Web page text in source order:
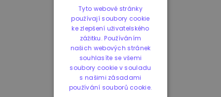
Tyto webové stránky
používají soubory cookie
ke zlepšení uživatelského
zážitku. Používáním
našich webových stránek
souhlasíte se všemi
soubory cookie v souladu
s našimi zásadami
používání souborů cookie.